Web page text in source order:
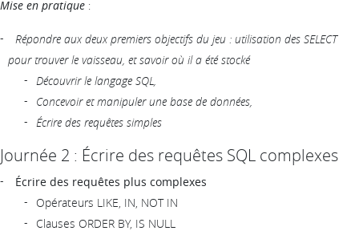
Mise en pratique :
Répondre aux deux premiers objectifs du jeu : utilisation des SELECT
pour trouver le vaisseau, et savoir où il a été stocké
Découvrir le langage SQL,
Concevoir et manipuler une base de données,
Écrire des requêtes simples
Journée 2 : Écrire des requêtes SQL complexes
Écrire des requêtes plus complexes
Opérateurs LIKE, IN, NOT IN
Clauses ORDER BY, IS NULL